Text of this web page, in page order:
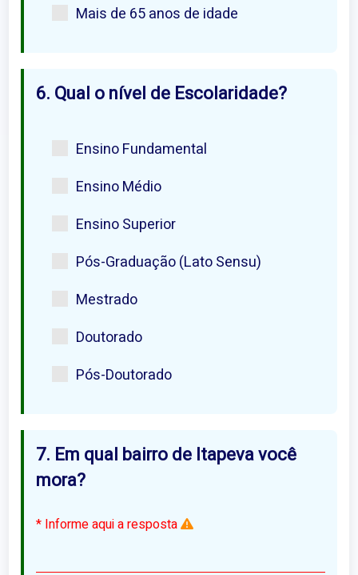
Mais de 65 anos de idade
6. Qual o nível de Escolaridade?
Ensino Fundamental
Ensino Médio
Ensino Superior
Pós-Graduação (Lato Sensu)
Mestrado
Doutorado
Pós-Doutorado
7. Em qual bairro de Itapeva você
mora?
Informe aqui a resposta